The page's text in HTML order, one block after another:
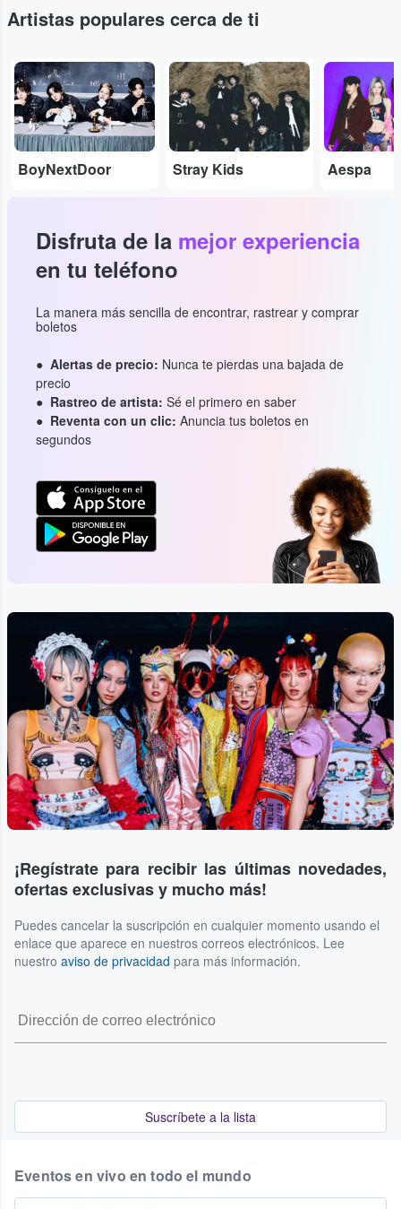
Artistas populares cerca de ti
...
BoyNextDoor
...
Stray Kids
...
Aespa
Disfruta de la mejor experiencia
en tu teléfono
La manera más sencilla de encontrar, rastrear y comprar
boletos
Alertas de precio: Nunca te pierdas una bajada de
precio
Rastreo de artista: Sé el primero en saber
Reventa con un clic: Anuncia tus boletos en
segundos
¡Regístrate para recibir las últimas novedades,
ofertas exclusivas y mucho más!
Puedes cancelar la suscripción en cualquier momento usando el
enlace que aparece en nuestros correos electrónicos. Lee
nuestro aviso de privacidad para más información.
Suscríbete a la lista
Eventos en vivo en todo el mundo